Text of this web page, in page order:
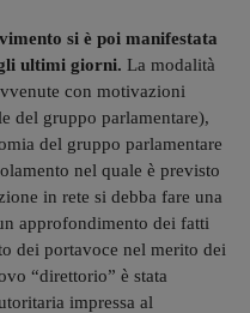
si è poi manifestata
ultimi giorni. La modalità
con motivazioni
del gruppo parlamentare),
del gruppo parlamentare
nel quale è previsto
in rete si debba fare una
approfondimento dei fatti
dei portavoce nel merito dei
“direttorio” è stata
impressa al